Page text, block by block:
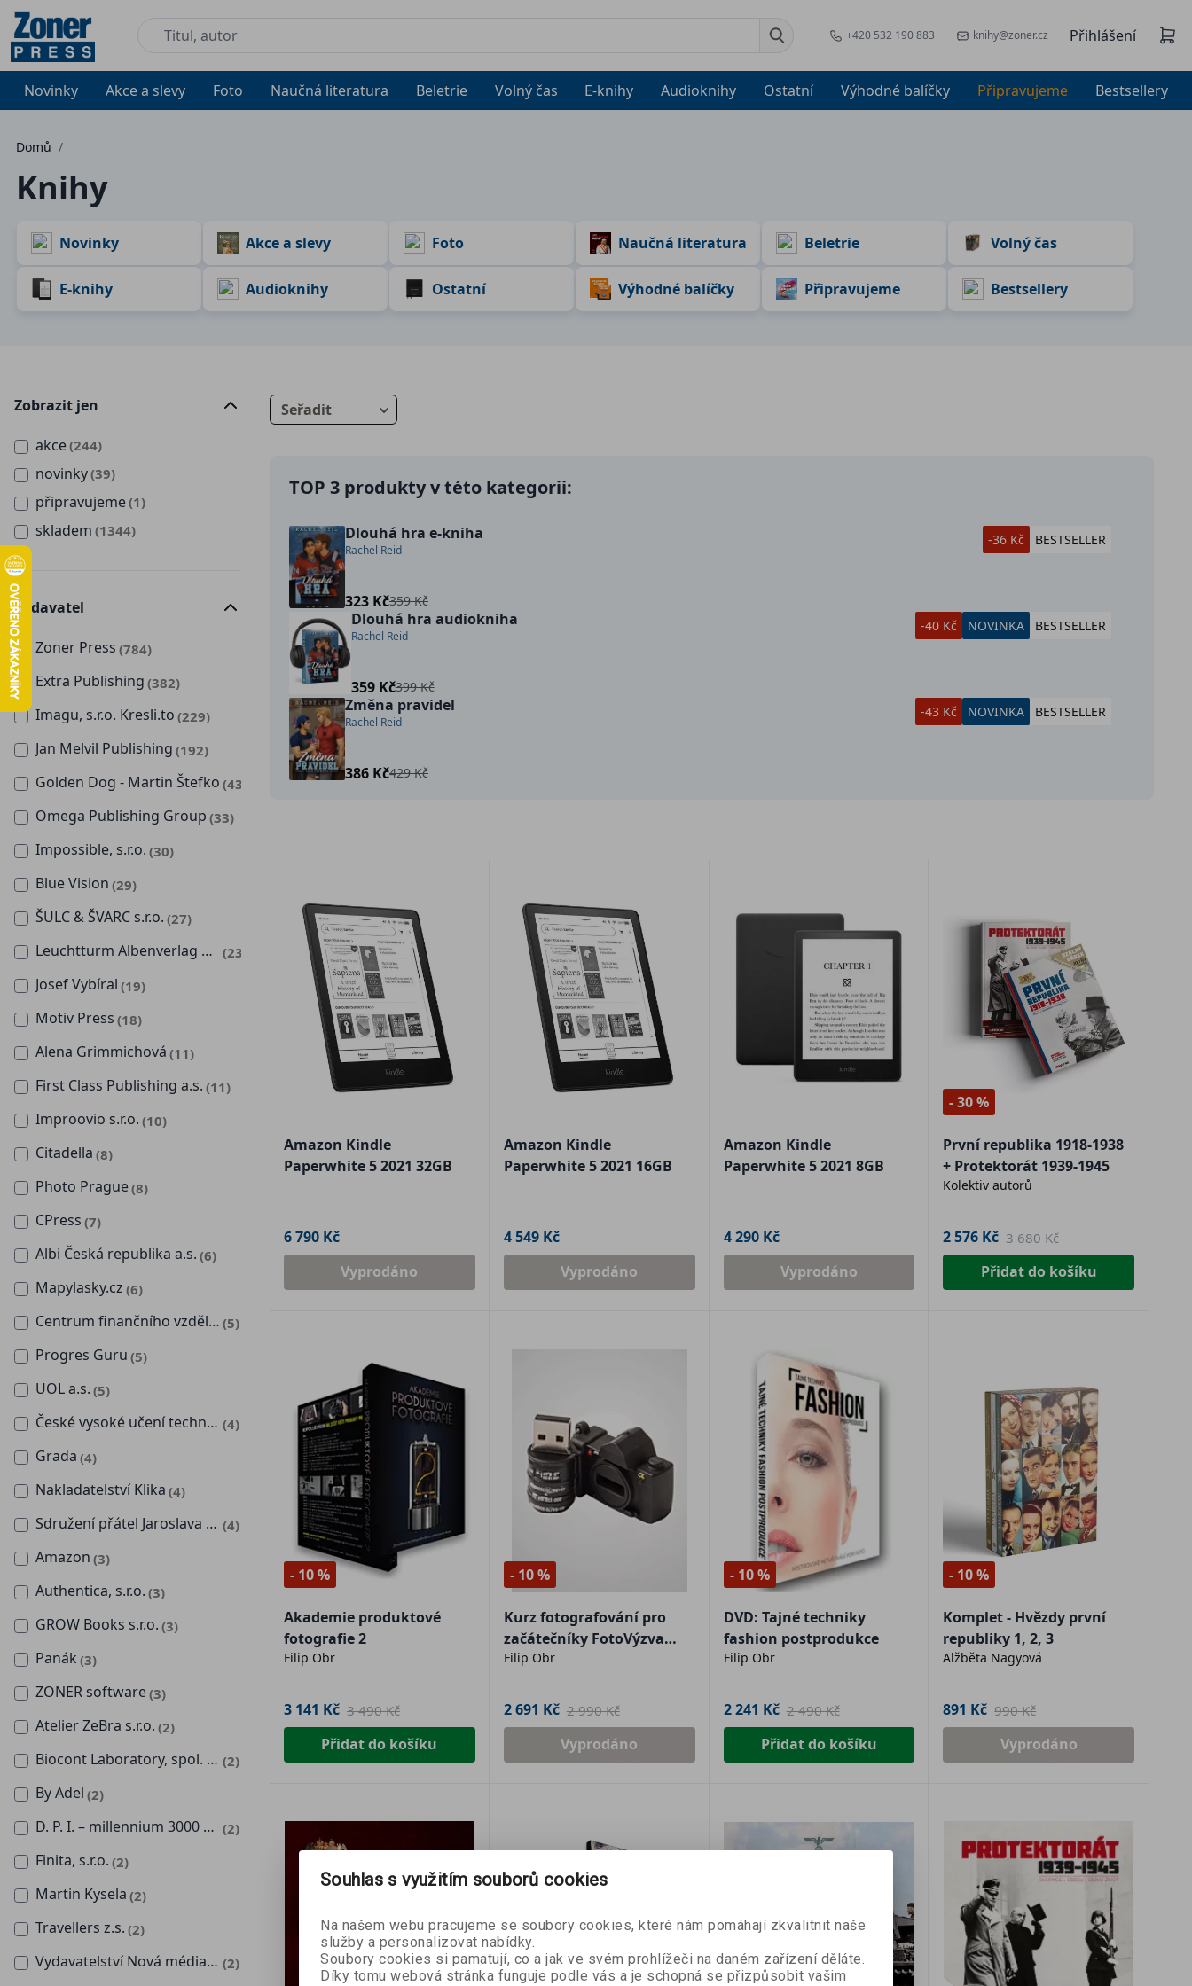
+420 532 190 883 knihy@zoner.cz Přihlášení
Novinky Akce a slevy Foto Naučná literatura Beletrie Volný čas E-knihy Audioknihy Ostatní Výhodné balíčky Připravujeme Bestsellery
Domů /
Knihy
Novinky Akce a slevy Foto Naučná literatura Beletrie Volný čas
E-knihy Audioknihy Ostatní Výhodné balíčky Připravujeme Bestsellery
Zobrazit jen
akce(244)
novinky(39)
připravujeme(1)
skladem (1344)
Vydavatel
Zoner Press (784)
Extra Publishing (382)
Imagu, s.r.o. Kresli.to (229)
Jan Melvil Publishing (192)
Golden Dog - Martin Štefko (43)
Omega Publishing Group (33)
Impossible, s.r.o. (30)
Blue Vision (29)
ŠULC & ŠVARC s.r.o. (27)
Leuchtturm Albenverlag GMBH and Co. KG (23)
Josef Vybíral (19)
Motiv Press (18)
Alena Grimmichová (11)
First Class Publishing a.s. (11)
Improovio s.r.o. (10)
Citadella (8)
Photo Prague(8)
CPress (7)
Albi Česká republika a.s. (6)
Mapylasky.cz (6)
Centrum finančního vzdělávání (5)
Progres Guru (5)
UOL a.s. (5)
České vysoké učení technické v Praze (4)
Grada (4)
Nakladatelství Klika (4)
Sdružení přátel Jaroslava Foglara, z.s. (4)
Amazon (3)
Authentica, s.r.o. (3)
GROW Books s.r.o. (3)
Panák (3)
ZONER software(3)
Atelier ZeBra s.r.o. (2)
Biocont Laboratory, spol. s r.o. (2)
By Adel (2)
D. P. I. – millennium 3000 – services, s.r.o. (2)
Finita, s.r.o. (2)
Martin Kysela (2)
Travellers z.s. (2)
Vydavatelství Nová média, s. r. o. (2)
Seřadit
TOP 3 produkty v této kategorii:
Dlouhá hra e-kniha
Rachel Reid
323 Kč359 Kč
-36 Kč BESTSELLER
Dlouhá hra audiokniha
Rachel Reid
359 Kč399 Kč
-40 Kč NOVINKA BESTSELLER
Změna pravidel
Rachel Reid
386 Kč429 Kč
-43 Kč NOVINKA BESTSELLER
Amazon Kindle
Paperwhite 5 2021 32GB
6 790 Kč
Vyprodáno
Amazon Kindle
Paperwhite 5 2021 16GB
4 549 Kč
Vyprodáno
Amazon Kindle
Paperwhite 5 2021 8GB
4 290 Kč
Vyprodáno
- 30 %
První republika 1918-1938
+ Protektorát 1939-1945
Kolektiv autorů
2 576 Kč 3 680 Kč
Přidat do košíku
- 10 %
Akademie produktové
fotografie 2
Filip Obr
3 141 Kč 3 490 Kč
Přidat do košíku
- 10 %
Kurz fotografování pro
začátečníky FotoVýzva
(USB flashdisk)
Filip Obr
2 691 Kč 2 990 Kč
Vyprodáno
- 10 %
DVD: Tajné techniky
fashion postprodukce
Filip Obr
2 241 Kč 2 490 Kč
Přidat do košíku
- 10 %
Komplet - Hvězdy první
republiky 1, 2, 3
Alžběta Nagyová
891 Kč 990 Kč
Vyprodáno
Souhlas s využitím souborů cookies
Na našem webu pracujeme se soubory cookies, které nám pomáhají zkvalitnit naše
služby a personalizovat nabídky.
Soubory cookies si pamatují, co a jak ve svém prohlížeči na daném zařízení děláte.
Díky tomu webová stránka funguje podle vás a je schopná se přizpůsobit vašim
SLEVA 50 Kč
newsletteru asleva na
první nákup je Vaše.